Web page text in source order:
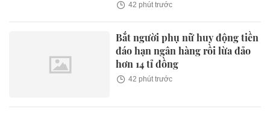
42 phút trước
Bắt người phụ nữ huy động tiền
đáo hạn ngân hàng rồi lừa đảo
hơn 14 tỉ đồng
42 phút trước